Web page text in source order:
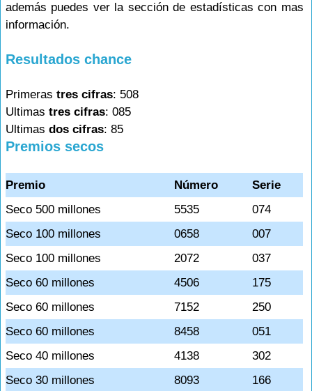
además puedes ver la sección de estadísticas con mas
información.
Resultados chance
Primeras tres cifras: 508
Ultimas tres cifras: 085
Ultimas dos cifras: 85
Premios secos
Premio Número
Serie
Seco 500 millones
5535
074
Seco 100 millones
0658
007
Seco 100 millones
2072
037
Seco 60 millones
4506
175
Seco 60 millones
7152
250
Seco 60 millones
8458
051
Seco 40 millones
4138
302
Seco 30 millones
8093
166